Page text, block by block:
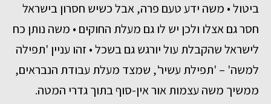
ביטול • משה ידע טעם פרה, אבל כשיש חסרון בישראל
חסר גם אצלו ולכן יש לו גם מעלת החוקים • משה נותן כח
לישראל שהקבלת עול יורגש גם בשכל • זהו עניין 'תפילה
למשה' – 'תפילת עשיר', שמצד מעלת עבודת הנבראים,
ממשיך משה עצמות אור אין-סוף בתוך גדרי המטה.